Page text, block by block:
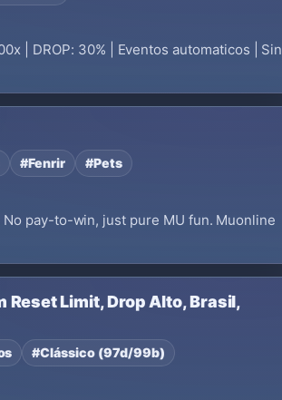
| DROP: 30% | Eventos automaticos | Sin
#Fenrir #Pets
pay-to-win, just pure MU fun. Muonline
Reset Limit, Drop Alto, Brasil,
#Clássico (97d/99b)